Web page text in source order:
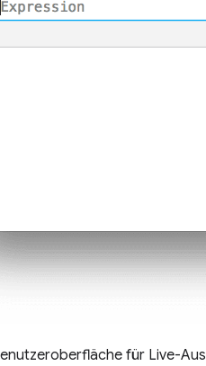
für Live-